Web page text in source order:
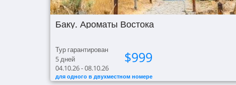
Баку. Ароматы Востока
$999
для одного в двухместном номере
Тур гарантирован
04.10.26 - 08.10.26
5дней